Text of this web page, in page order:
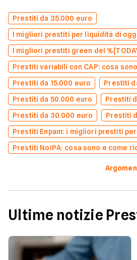
Prestiti da 35.000 euro
I migliori prestiti per liquidità di oggi
I migliori prestiti green del
Prestiti variabili con CAP: cosa sono
Prestiti da 15.000 euro
Prestiti
Prestiti da 50.000 euro
Prestiti
Prestiti da 30.000 euro
Prestiti
Prestiti Enpam: i migliori prestiti
Prestiti NoiPA: cosa sono e come
Ultime notizie